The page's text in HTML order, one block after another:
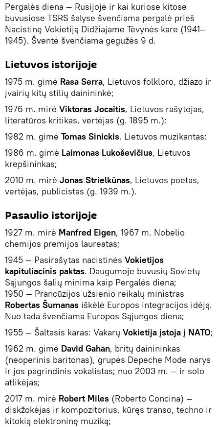
Pergalės diena — Rusijoje ir kai kuriose kitose
buvusiose TSRS šalyse švenčiama pergalė prieš
Nacistinę Vokietiją Didžiajame Tėvynės kare (1941–
1945). Šventė švenčiama gegužės 9 d.
Lietuvos istorijoje
1975 m. gimė Rasa Serra, Lietuvos folkloro, džiazo ir
įvairių kitų stilių dainininkė;
1976 m. mirė Viktoras Jocaitis, Lietuvos rašytojas,
literatūros kritikas, vertėjas (g. 1895 m.);
1982 m. gimė Tomas Sinickis, Lietuvos muzikantas;
1986 m. gimė Laimonas Lukoševičius, Lietuvos
krepšininkas;
2010 m. mirė Jonas Strielkūnas, Lietuvos poetas,
vertėjas, publicistas (g. 1939 m.).
Pasaulio istorijoje
1927 m. mirė Manfred Eigen, 1967 m. Nobelio
chemijos premijos laureatas;
1945 — Pasirašytas nacistinės Vokietijos
kapituliacinis paktas. Daugumoje buvusių Sovietų
Sąjungos šalių minima kaip Pergalės diena;
1950 — Prancūzijos užsienio reikalų ministras
Robertas Šumanas iškėlė Europos integracijos idėją.
Nuo tada švenčiama Europos Sąjungos diena;
1955 — Šaltasis karas: Vakarų Vokietija įstoja į NATO;
1962 m. gimė David Gahan, britų dainininkas
(neoperinis baritonas), grupės Depeche Mode narys
ir jos pagrindinis vokalistas; nuo 2003 m. — ir solo
atlikėjas;
2017 m. mirė Robert Miles (Roberto Concina) —
diskžokėjas ir kompozitorius, kūręs transo, techno ir
kitokią elektroninę muziką;